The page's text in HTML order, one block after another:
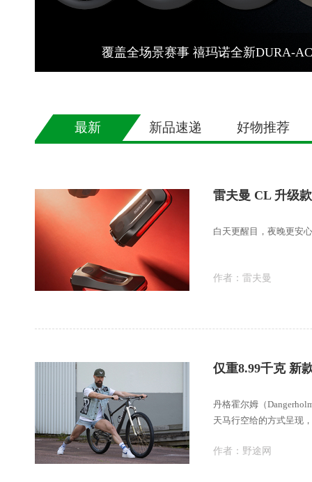
覆盖全场景赛事 禧玛诺全新DURA-
最新 新品速递 好物推荐
雷夫曼 CL 升级
白天更醒目，夜晚更安心
作者： 雷夫曼
仅重8.99千克 新
丹格霍尔姆（
天马行空给的方式呈现
作者： 野途网